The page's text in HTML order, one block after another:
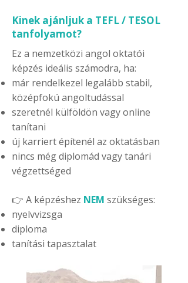
Kinek ajánljuk a TEFL / TESOL
tanfolyamot?
Ez a nemzetközi angol oktatói
képzés ideális számodra, ha:
már rendelkezel legalább stabil,
középfokú angoltudással
szeretnél külföldön vagy online
tanítani
új karriert építenél az oktatásban
nincs még diplomád vagy tanári
végzettséged
👉 A képzéshez NEM szükséges:
nyelvvizsga
diploma
tanítási tapasztalat